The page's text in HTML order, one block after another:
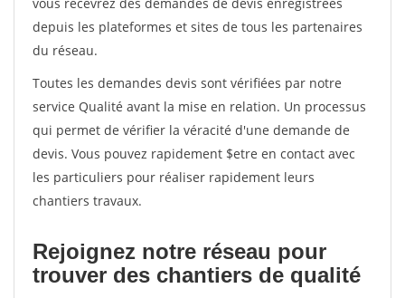
depuis les plateformes et sites de tous les partenaires
du réseau.
Toutes les demandes devis sont vérifiées par notre
service Qualité avant la mise en relation. Un processus
qui permet de vérifier la véracité d'une demande de
devis. Vous pouvez rapidement $etre en contact avec
les particuliers pour réaliser rapidement leurs
chantiers travaux.
Rejoignez notre réseau pour
trouver des chantiers de qualité